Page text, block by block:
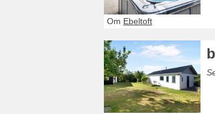
Om Ebeltoft